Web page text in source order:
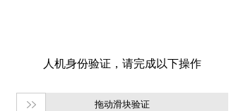
拖动滑块验证